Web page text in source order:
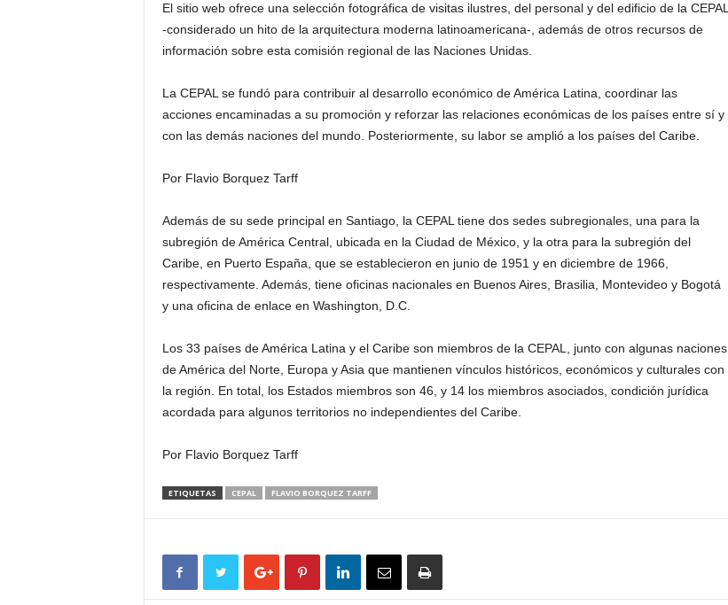
El sitio web ofrece una selección fotográfica de visitas ilustres, del personal y del edificio de la CEPAL
-considerado un hito de la arquitectura moderna latinoamericana-, además de otros recursos de
información sobre esta comisión regional de las Naciones Unidas.
La CEPAL se fundó para contribuir al desarrollo económico de América Latina, coordinar las
acciones encaminadas a su promoción y reforzar las relaciones económicas de los países entre sí y
con las demás naciones del mundo. Posteriormente, su labor se amplió a los países del Caribe.
Por Flavio Borquez Tarff
Además de su sede principal en Santiago, la CEPAL tiene dos sedes subregionales, una para la
subregión de América Central, ubicada en la Ciudad de México, y la otra para la subregión del
Caribe, en Puerto España, que se establecieron en junio de 1951 y en diciembre de 1966,
respectivamente. Además, tiene oficinas nacionales en Buenos Aires, Brasilia, Montevideo y Bogotá
y una oficina de enlace en Washington, D.C.
Los 33 países de América Latina y el Caribe son miembros de la CEPAL, junto con algunas naciones
de América del Norte, Europa y Asia que mantienen vínculos históricos, económicos y culturales con
la región. En total, los Estados miembros son 46, y 14 los miembros asociados, condición jurídica
acordada para algunos territorios no independientes del Caribe.
Por Flavio Borquez Tarff
ETIQUETAS CEPAL FLAVIO BORQUEZ TARFF